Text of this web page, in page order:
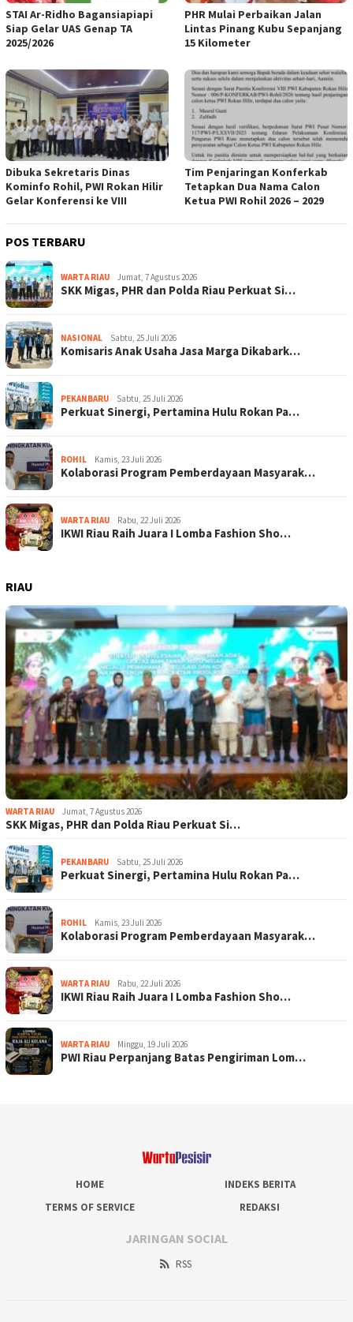
STAI Ar-Ridho Bagansiapiapi
Siap Gelar UAS Genap TA
2025/2026
PHR Mulai Perbaikan Jalan
Lintas Pinang Kubu Sepanjang
15 Kilometer
Dibuka Sekretaris Dinas
Kominfo Rohil, PWI Rokan Hilir
Gelar Konferensi ke VIII
Tim Penjaringan Konferkab
Tetapkan Dua Nama Calon
Ketua PWI Rohil 2026 – 2029
POS TERBARU
WARTA RIAU Jumat, 7 Agustus 2026
SKK Migas, PHR dan Polda Riau Perkuat Si…
NASIONAL Sabtu, 25 Juli 2026
Komisaris Anak Usaha Jasa Marga Dikabark…
PEKANBARU Sabtu, 25 Juli 2026
Perkuat Sinergi, Pertamina Hulu Rokan Pa…
ROHIL Kamis, 23 Juli 2026
Kolaborasi Program Pemberdayaan Masyarak…
WARTA RIAU Rabu, 22 Juli 2026
IKWI Riau Raih Juara I Lomba Fashion Sho…
RIAU
WARTA RIAU Jumat, 7 Agustus 2026
SKK Migas, PHR dan Polda Riau Perkuat Si…
PEKANBARU Sabtu, 25 Juli 2026
Perkuat Sinergi, Pertamina Hulu Rokan Pa…
ROHIL Kamis, 23 Juli 2026
Kolaborasi Program Pemberdayaan Masyarak…
WARTA RIAU Rabu, 22 Juli 2026
IKWI Riau Raih Juara I Lomba Fashion Sho…
WARTA RIAU Minggu, 19 Juli 2026
PWI Riau Perpanjang Batas Pengiriman Lom…
HOME
INDEKS BERITA
TERMS OF SERVICE
REDAKSI
JARINGAN SOCIAL
RSS